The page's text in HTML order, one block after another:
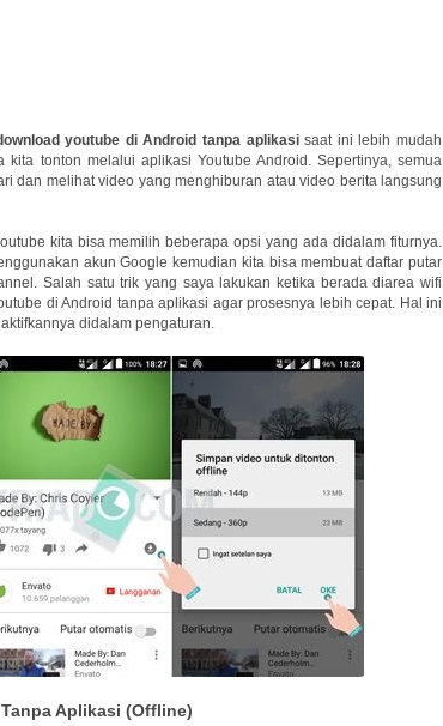
youtube di Android tanpa aplikasisaat ini lebih mudah
tonton melalui aplikasi Youtube Android. Sepertinya, semua
dan melihat video yang menghiburan atau video berita langsung
kita bisa memilih beberapa opsi yang ada didalam fiturnya.
akun Google kemudian kita bisa membuat daftar putar
Salah satu trik yang saya lakukan ketika berada diarea wifi
di Android tanpa aplikasi agar prosesnya lebih cepat. Hal ini
didalam pengaturan.
Aplikasi (Offline)